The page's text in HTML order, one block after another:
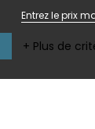
+ Plus de